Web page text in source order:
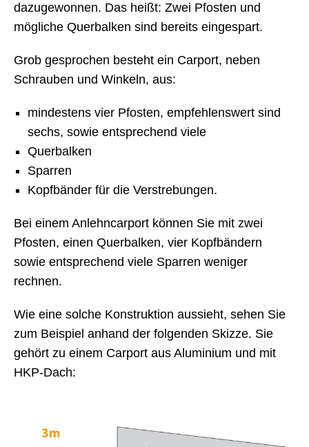
dazugewonnen. Das heißt: Zwei Pfosten und
mögliche Querbalken sind bereits eingespart.
Grob gesprochen besteht ein Carport, neben
Schrauben und Winkeln, aus:
mindestens vier Pfosten, empfehlenswert sind
sechs, sowie entsprechend viele
Querbalken
Sparren
Kopfbänder für die Verstrebungen.
Bei einem Anlehncarport können Sie mit zwei
Pfosten, einen Querbalken, vier Kopfbändern
sowie entsprechend viele Sparren weniger
rechnen.
Wie eine solche Konstruktion aussieht, sehen Sie
zum Beispiel anhand der folgenden Skizze. Sie
gehört zu einem Carport aus Aluminium und mit
HKP-Dach: